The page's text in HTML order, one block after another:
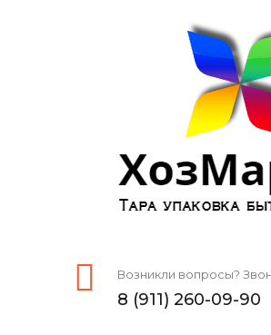
Возникли вопросы?
8 (911) 260-09-90